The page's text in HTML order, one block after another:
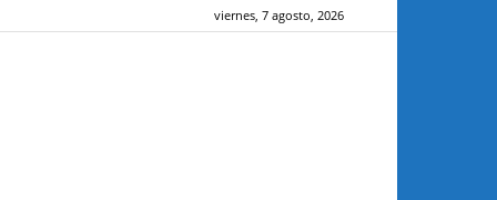
viernes, 7 agosto, 2026